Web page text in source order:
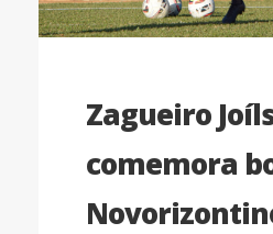
Zagueiro
comemora